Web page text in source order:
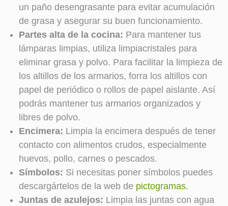
un paño desengrasante para evitar acumulación
de grasa y asegurar su buen funcionamiento.
Partes alta de la cocina: Para mantener tus
lámparas limpias, utiliza limpiacristales para
eliminar grasa y polvo. Para facilitar la limpieza de
los altillos de los armarios, forra los altillos con
papel de periódico o rollos de papel aislante. Así
podrás mantener tus armarios organizados y
libres de polvo.
Encimera: Limpia la encimera después de tener
contacto con alimentos crudos, especialmente
huevos, pollo, carnes o pescados.
Símbolos: Si necesitas poner símbolos puedes
descargártelos de la web de pictogramas.
Juntas de azulejos: Limpia las juntas con agua